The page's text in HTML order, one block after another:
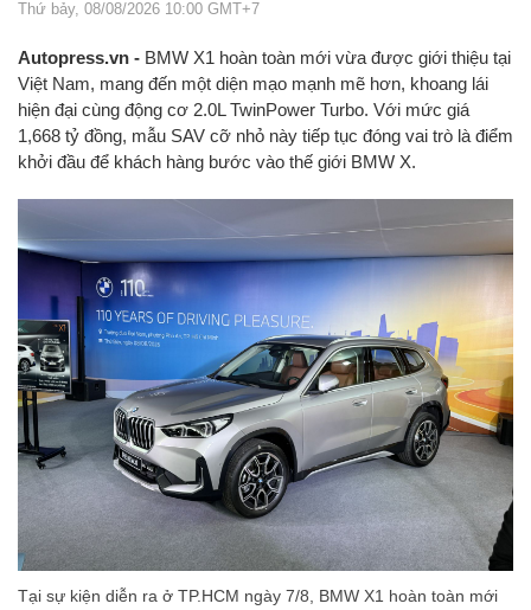
Thứ bảy, 08/08/2026 10:00 GMT+7
Autopress.vn - BMW X1 hoàn toàn mới vừa được giới thiệu tại
Việt Nam, mang đến một diện mạo mạnh mẽ hơn, khoang lái
hiện đại cùng động cơ 2.0L TwinPower Turbo. Với mức giá
1,668 tỷ đồng, mẫu SAV cỡ nhỏ này tiếp tục đóng vai trò là điểm
khởi đầu để khách hàng bước vào thế giới BMW X.
Tại sự kiện diễn ra ở TP.HCM ngày 7/8, BMW X1 hoàn toàn mới